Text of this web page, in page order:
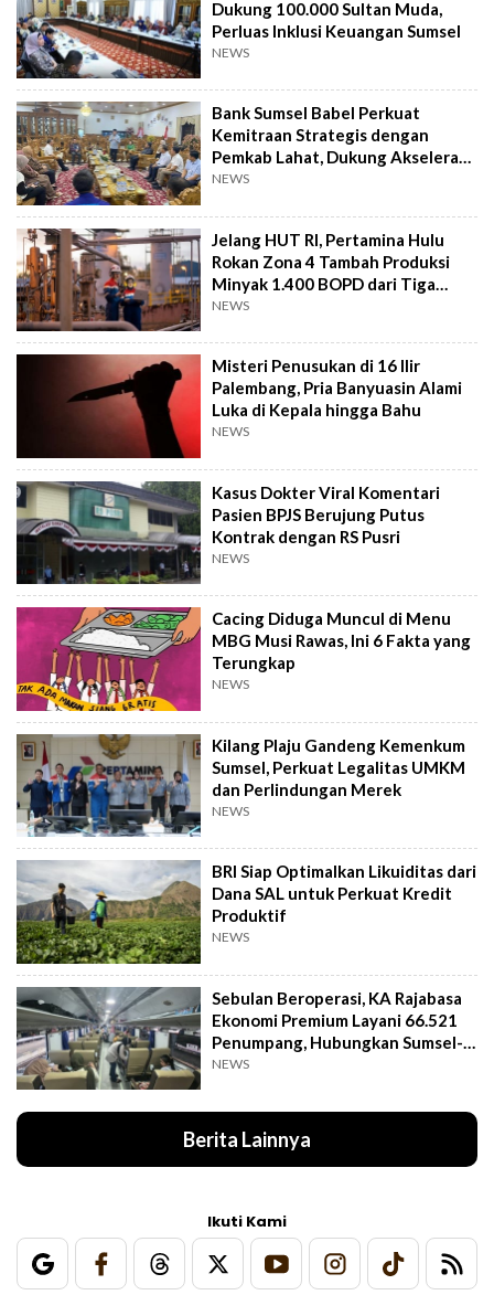
Dukung 100.000 Sultan Muda,
Perluas Inklusi Keuangan Sumsel
NEWS
Bank Sumsel Babel Perkuat
Kemitraan Strategis dengan
Pemkab Lahat, Dukung Akselerasi
Ekonomi Daerah
NEWS
Jelang HUT RI, Pertamina Hulu
Rokan Zona 4 Tambah Produksi
Minyak 1.400 BOPD dari Tiga
Sumur Baru
NEWS
Misteri Penusukan di 16 Ilir
Palembang, Pria Banyuasin Alami
Luka di Kepala hingga Bahu
NEWS
Kasus Dokter Viral Komentari
Pasien BPJS Berujung Putus
Kontrak dengan RS Pusri
NEWS
Cacing Diduga Muncul di Menu
MBG Musi Rawas, Ini 6 Fakta yang
Terungkap
NEWS
Kilang Plaju Gandeng Kemenkum
Sumsel, Perkuat Legalitas UMKM
dan Perlindungan Merek
NEWS
BRI Siap Optimalkan Likuiditas dari
Dana SAL untuk Perkuat Kredit
Produktif
NEWS
Sebulan Beroperasi, KA Rajabasa
Ekonomi Premium Layani 66.521
Penumpang, Hubungkan Sumsel-
Lampung
NEWS
Berita Lainnya
Ikuti Kami